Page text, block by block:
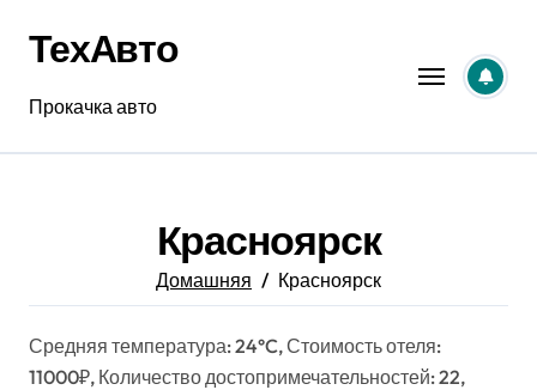
содержанию
ТехАвто
Прокачка авто
Красноярск
Домашняя Красноярск
Средняя температура: 24°C, Стоимость отеля:
11000₽, Количество достопримечательностей: 22,